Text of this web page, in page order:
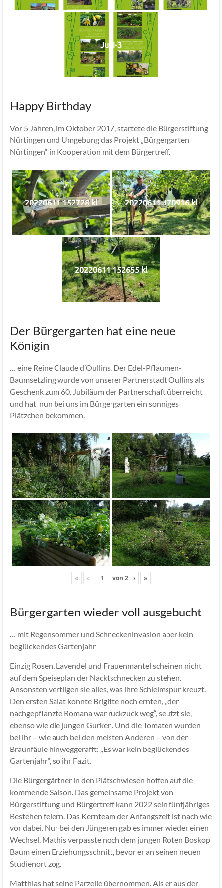
Jubi-3
Happy Birthday
Vor 5 Jahren, im Oktober 2017, startete die Bürgerstiftung
Nürtingen und Umgebung das Projekt „Bürgergarten
Nürtingen“ in Kooperation mit dem Bürgertreff.
20220611 152728 kl 20220611 170916 kl
20220611 152655 kl
Der Bürgergarten hat eine neue
Königin
… eine Reine Claude d’Oullins. Der Edel-Pflaumen-
Baumsetzling wurde von unserer Partnerstadt Oullins als
Geschenk zum 60. Jubiläum der Partnerschaft überreicht
und hat nun bei uns im Bürgergarten ein sonniges
Plätzchen bekommen.
« ‹ von 2 › »
Bürgergarten wieder voll ausgebucht
… mit Regensommer und Schneckeninvasion aber kein
beglückendes Gartenjahr
Einzig Rosen, Lavendel und Frauenmantel scheinen nicht
auf dem Speiseplan der Nacktschnecken zu stehen.
Ansonsten vertilgen sie alles, was ihre Schleimspur kreuzt.
Den ersten Salat konnte Brigitte noch ernten, „der
nachgepflanzte Romana war ruckzuck weg“, seufzt sie,
ebenso wie die jungen Gurken. Und die Tomaten wurden
bei ihr – wie auch bei den meisten Anderen – von der
Braunfäule hinweggerafft: „Es war kein beglückendes
Gartenjahr“, so ihr Fazit.
Die Bürgergärtner in den Plätschwiesen hoffen auf die
kommende Saison. Das gemeinsame Projekt von
Bürgerstiftung und Bürgertreff kann 2022 sein fünfjähriges
Bestehen feiern. Das Kernteam der Anfangszeit ist nach wie
vor dabei. Nur bei den Jüngeren gab es immer wieder einen
Wechsel. Mathis verpasste noch dem jungen Roten Boskop
Baum einen Erziehungsschnitt, bevor er an seinen neuen
Studienort zog.
Matthias hat seine Parzelle übernommen. Als er aus der